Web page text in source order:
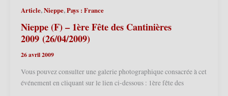
Cantinières
2011
(24/04/2011)
Article,Nieppe,Pays : France
Nieppe (F) – 1ère Fête des Cantinières
2009 (26/04/2009)
26 avril 2009
Vous pouvez consulter une galerie photographique consacrée à cet
événement en cliquant sur le lien ci-dessous : 1ère fête des